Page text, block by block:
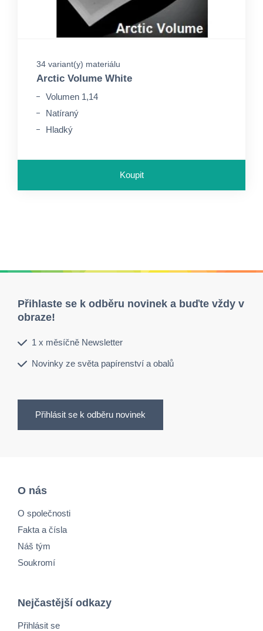
34 variant(y) materiálu
Arctic Volume White
Volumen 1,14
Natíraný
Hladký
Koupit
Přihlaste se k odběru novinek a buďte vždy v
obraze!
1 x měsíčně Newsletter
Novinky ze světa papírenství a obalů
Přihlásit se k odběru novinek
O nás
O společnosti
Fakta a čísla
Náš tým
Soukromí
Nejčastější odkazy
Přihlásit se